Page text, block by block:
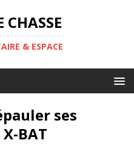
& ESPACE
ses
BAT